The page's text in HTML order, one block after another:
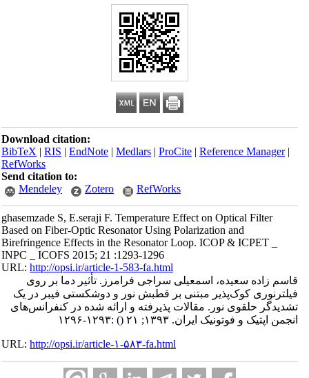
Download citation:
BibTeX|RIS|EndNote|Medlars|ProCite|Reference Manager
RefWorks
Send citation to:
Mendeley
Zotero RefWorks
ghasemzade S, E.seraji F. Temperature Effect on Optical Filter
Based on Fiber-Optic Resonator Using Polarization and
Birefringence Effects in the Resonator Loop. ICOP & ICPET _
INPC _ ICOFS 2015; 21 :1293-1296
URL:http://opsi.ir/article-1-583-fa.html
قاسم زاده سعیده، اسمعیلی سراجی فرامرز. تأثیر دما بر روی
فیلترنوری کوک‌پذیر مبتنی بر قطبش نور و دوشکستی فیبر در یک
تشدیدگر حلقوی نور. مقالات پذیرفته و ارائه شده در کنفرانس‌های
انجمن اپتیک و فوتونیک ایران. ۱۳۹۳; ۲۱
() :۱۲۹۳-۱۲۹۶
URL:http://opsi.ir/article-۱-۵۸۳-fa.html